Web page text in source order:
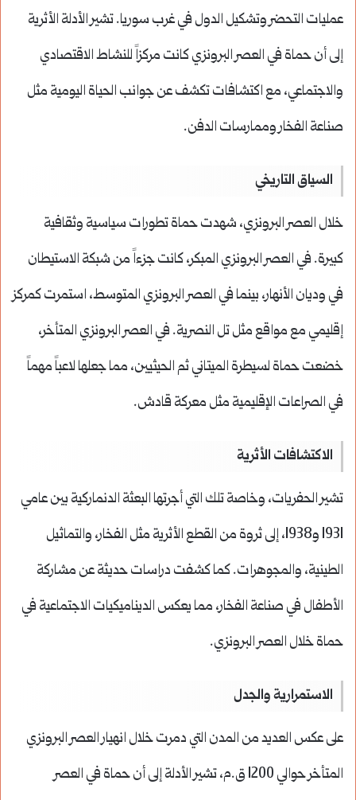
عمليات التحضر وتشكيل الدول في غرب سوريا. تشير الأدلة الأثرية
إلى أن حماة في العصر البرونزي كانت مركزاً للنشاط الاقتصادي
والاجتماعي، مع اكتشافات تكشف عن جوانب الحياة اليومية مثل
صناعة الفخار وممارسات الدفن.
السياق التاريخي
خلال العصر البرونزي، شهدت حماة تطورات سياسية وثقافية
كبيرة. في العصر البرونزي المبكر، كانت جزءاً من شبكة الاستيطان
في وديان الأنهار، بينما في العصر البرونزي المتوسط، استمرت كمركز
إقليمي مع مواقع مثل تل النصرية. في العصر البرونزي المتأخر،
خضعت حماة لسيطرة الميتاني ثم الحيثيين، مما جعلها لاعباً مهماً
في الصراعات الإقليمية مثل معركة قادش.
الاكتشافات الأثرية
تشير الحفريات، وخاصة تلك التي أجرتها البعثة الدنماركية بين عامي
1931 و1938، إلى ثروة من القطع الأثرية مثل الفخار، والتماثيل
الطينية، والمجوهرات. كما كشفت دراسات حديثة عن مشاركة
الأطفال في صناعة الفخار، مما يعكس الديناميكيات الاجتماعية في
حماة خلال العصر البرونزي.
الاستمرارية والجدل
على عكس العديد من المدن التي دمرت خلال انهيار العصر البرونزي
المتأخر حوالي 1200 ق.م، تشير الأدلة إلى أن حماة في العصر